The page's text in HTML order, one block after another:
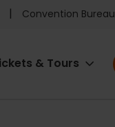
Convention Bureau
& Tours